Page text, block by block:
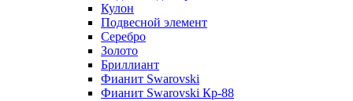
Кулон
Подвесной элемент
Серебро
Золото
Бриллиант
Фианит Swarovski
Фианит Swarovski Кр-88